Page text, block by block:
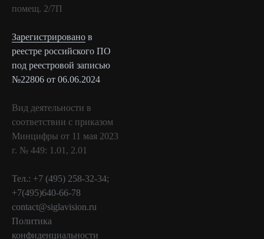
помещ. 2/7П
Зарегистрировано в
реестре российского ПО
под реестровой записью
№22806 от 06.06.2024
Вид деятельности в
соответствии с приказом
Минцифры от 11 мая 2023
г. № 449: 1.01, 2.01
Тел.: +7 (495) 258-32-34;
+7(495)640-66-78
contact@siglavision.ru
Политика
конфиденциальности